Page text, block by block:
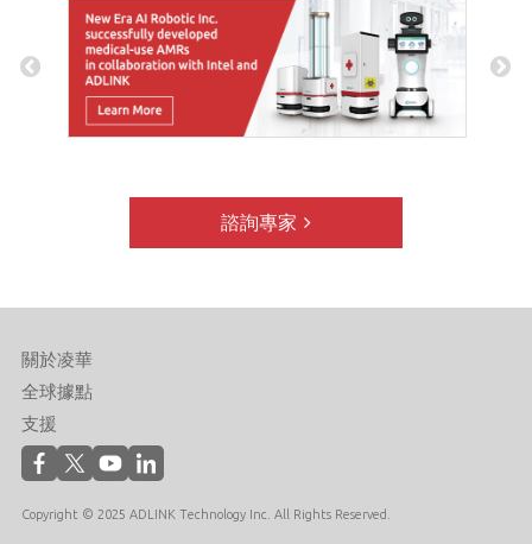
諮詢專家
關於凌華
全球據點
支援
Copyright © 2025 ADLINK Technology Inc. All Rights Reserved.